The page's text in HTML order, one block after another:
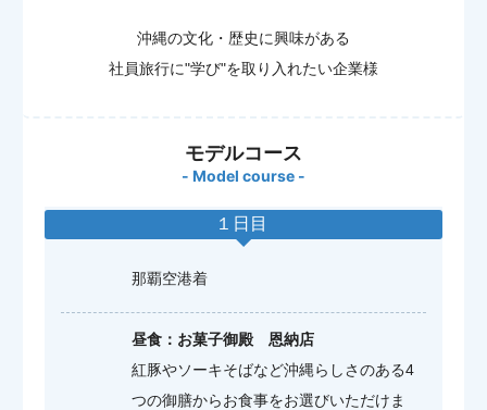
沖縄の文化・歴史に興味がある
社員旅行に"学び"を取り入れたい企業様
モデルコース
- Model course -
１日目
那覇空港着
昼食：お菓子御殿 恩納店
紅豚やソーキそばなど沖縄らしさのある4
つの御膳からお食事をお選びいただけま